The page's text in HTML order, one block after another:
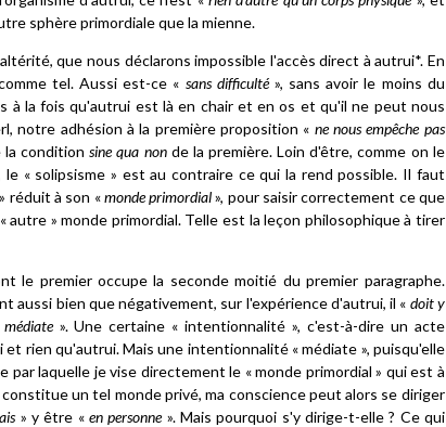
sphère primordiale que la mienne.
que nous déclarons impossible l'accès direct à autrui*. En
tel. Aussi est-ce « sans difficulté», sans avoir le moins du
à la fois qu'autrui est là en chair et en os et qu'il ne peut nous
notre adhésion à la première proposition « ne nous empêche pas
la conditionsine qua nonde la première. Loin d'être, comme on le
« solipsisme » est au contraire ce qui la rend possible. Il faut
réduit à son «monde primordial», pour saisir correctement ce que
» monde primordial. Telle est la leçon philosophique à tirer
le premier occupe la seconde moitié du premier paragraphe.
bien que négativement, sur l'expérience d'autrui, il « doit y
». Une certaine « intentionnalité », c'est-à-dire un acte
rien qu'autrui. Mais une intentionnalité « médiate », puisqu'elle
laquelle je vise directement le « monde primordial » qui est à
un tel monde privé, ma conscience peut alors se diriger
» y être « en personne». Mais pourquoi s'y dirige-t-elle ? Ce qui